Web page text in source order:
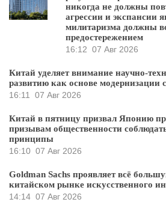
никогда не должны
агрессии и экспансии
милитаризма должны
предостережением
16:12 07 Авг 2026
Китай уделяет внимание научно-
развитию как основе модернизации
16:11
07 Авг 2026
Китай в пятницу призвал Японию
призывам общественности
принципы
16:10 07 Авг 2026
Goldman Sachs проявляет всё
китайском рынке искусственного
14:14 07 Авг 2026